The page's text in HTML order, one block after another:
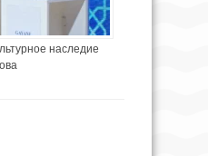
наследие